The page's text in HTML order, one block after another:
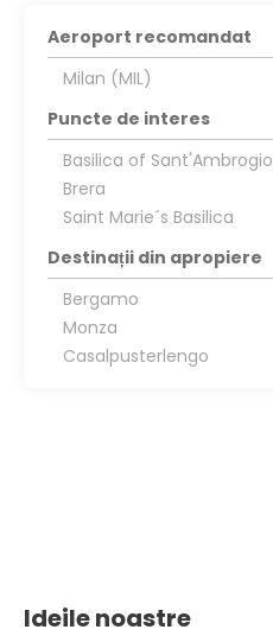
Aeroport recomandat
Milan (MIL)
Puncte de interes
Basilica of Sant'Ambrogio
Brera
Saint Marie´s Basilica
Destinații din apropiere
Bergamo
Monza
Casalpusterlengo
Ideile noastre